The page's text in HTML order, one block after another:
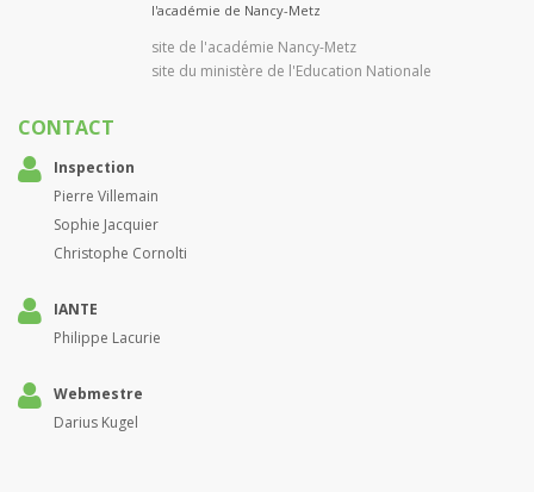
l'académie de Nancy-Metz
site de l'académie Nancy-Metz
site du ministère de l'Education Nationale
CONTACT
Inspection
Pierre Villemain
Sophie Jacquier
Christophe Cornolti
IANTE
Philippe Lacurie
Webmestre
Darius Kugel